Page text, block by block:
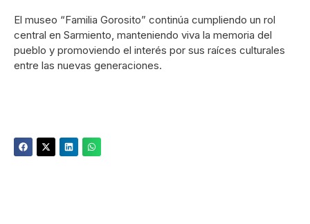
El museo “Familia Gorosito” continúa cumpliendo un rol
central en Sarmiento, manteniendo viva la memoria del
pueblo y promoviendo el interés por sus raíces culturales
entre las nuevas generaciones.